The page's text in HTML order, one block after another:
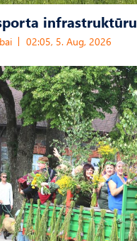
infrastruktūru
02:05, 5. Aug, 2026